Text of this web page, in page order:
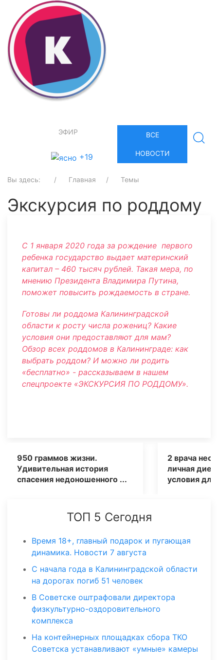
ЭФИР
+19
ВСЕ
НОВОСТИ
Вы здесь: Главная Темы
Экскурсия по роддому
С 1 января 2020 года за рождение первого
ребенка государство выдает материнский
капитал – 460 тысяч рублей. Такая мера, по
мнению Президента Владимира Путина,
поможет повысить рождаемость в стране.
Готовы ли роддома Калининградской
области к росту числа рожениц? Какие
условия они предоставляют для мам?
Обзор всех роддомов в Калининграде: как
выбрать роддом? И можно ли родить
«бесплатно» - рассказываем в нашем
спецпроекте «ЭКСКУРСИЯ ПО РОДДОМУ».
950 граммов жизни.
Удивительная история
спасения недоношенного ...
2 врача
личная
условия
ТОП 5 Сегодня
Время 18+, главный подарок и пугающая
динамика. Новости 7 августа
С начала года в Калининградской области
на дорогах погиб 51 человек
В Советске оштрафовали директора
физкультурно-оздоровительного
комплекса
На контейнерных площадках сбора ТКО
Советска устанавливают «умные» камеры